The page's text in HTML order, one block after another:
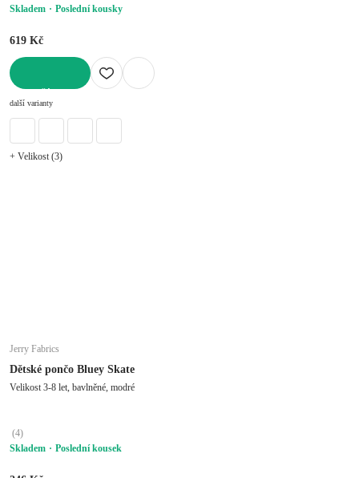
Skladem
Poslední kousky
619 Kč
další varianty
+ Velikost (3)
Jerry Fabrics
Dětské pončo Bluey Skate
Velikost 3-8 let, bavlněné, modré
(4)
Skladem
Poslední kousek